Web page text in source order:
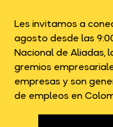
Les invitamos a
agosto desde las
Nacional de Aliadas,
gremios
empresas y son
de empleos en